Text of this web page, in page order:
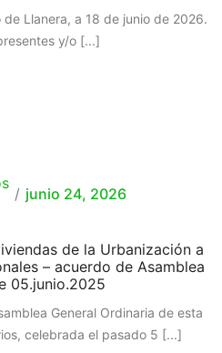
a 18 de junio de 2026.
y/o [...]
/ junio 24, 2026
de la Urbanización a
– acuerdo de Asamblea
05.junio.2025
General Ordinaria de esta
celebrada el pasado 5 [...]